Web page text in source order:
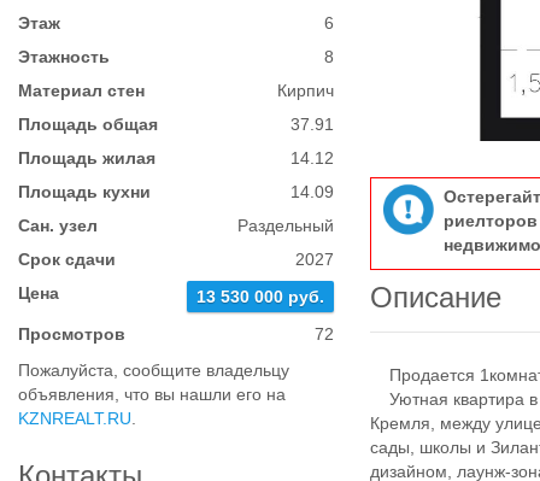
Этаж
6
Этажность
8
Материал стен
Кирпич
Площадь общая
37.91
Площадь жилая
14.12
Площадь кухни
14.09
Сан. узел
Раздельный
Срок сдачи
2027
Цена
13 530 000 руб.
Просмотров
72
Пожалуйста, сообщите владельцу
объявления, что вы нашли его на
KZNREALT.RU
Описание
Продается
Уютная квартира в
Кремля, между
сады, школы и
дизайном, лаунж-